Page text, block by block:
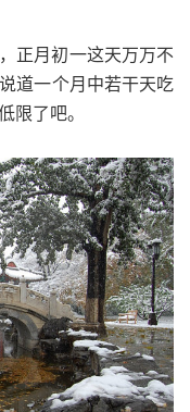
正月初一这天万万不
道一个月中若干天吃
限了吧。